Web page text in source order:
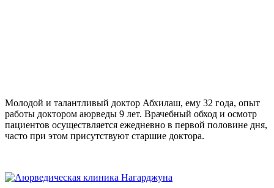
Молодой и талантливый доктор Абхилаш, ему 32 года, опыт
работы доктором аюрведы 9 лет. Врачебный обход и осмотр
пациентов осуществляется ежедневно в первой половине дня,
часто при этом присутствуют старшие доктора.